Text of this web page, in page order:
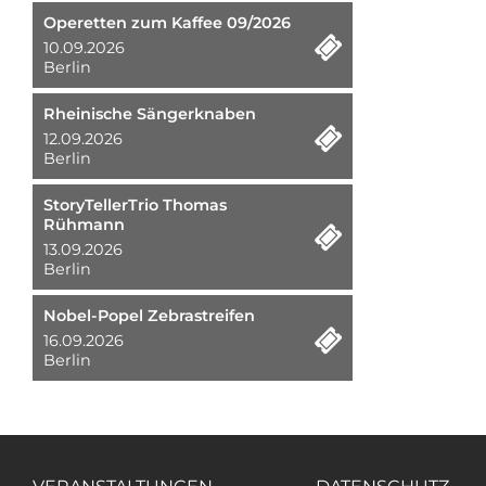
Operetten zum Kaffee 09/2026
10.09.2026
Berlin
Rheinische Sängerknaben
12.09.2026
Berlin
StoryTellerTrio Thomas
Rühmann
13.09.2026
Berlin
Nobel-Popel Zebrastreifen
16.09.2026
Berlin